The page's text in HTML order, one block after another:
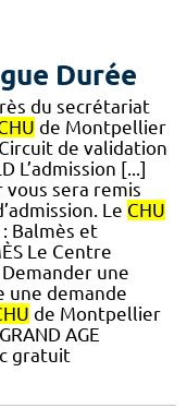
Durée
du secrétariat
de Montpellier
de validation
L’admission [...]
sera remis
Le CHU
Balmès et
Le Centre
une
une demande
de Montpellier
AGE
gratuit